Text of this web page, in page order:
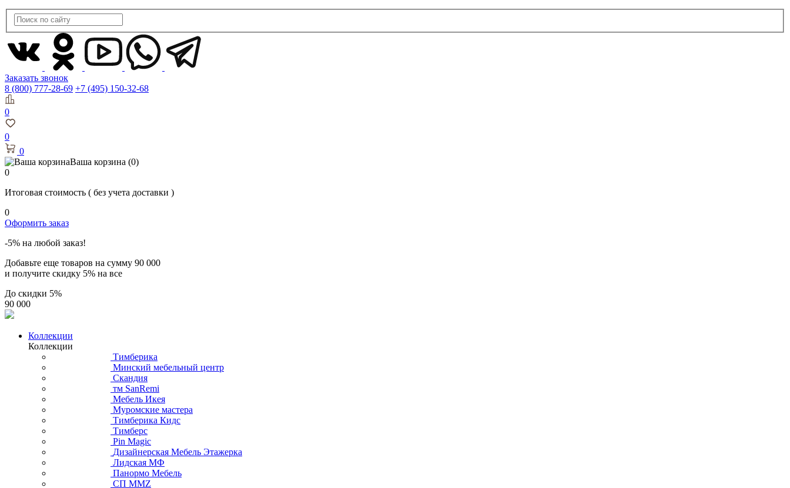
Заказать звонок
8 (800) 777-28-69 +7 (495) 150-32-68
0
0
0
Ваша корзина (0)
0
Итоговая стоимость ( без учета доставки )
0
Оформить заказ
-5% на любой заказ!
Добавьте еще товаров на сумму 90 000
и получите скидку 5% на все
До скидки 5%
90 000
Коллекции
Коллекции
Тимберика
Минский мебельный центр
Скандия
тм SanRemi
Мебель Икея
Муромские мастера
Тимберика Кидс
Тимберс
Pin Magic
Дизайнерская Мебель Этажерка
Лидская МФ
Панормо Мебель
СП ММZ